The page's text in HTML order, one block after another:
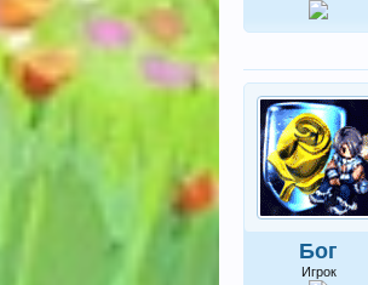
Бог
Игрок